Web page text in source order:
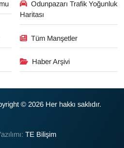
Odunpazarı Trafik Yoğunluk
Haritası
Tüm Manşetler
Haber Arşivi
© 2026 Her hakkı saklıdır.
TE Bilişim